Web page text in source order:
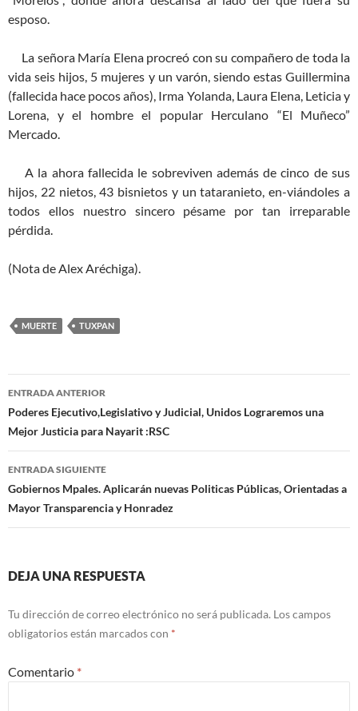
esposo.
La señora María Elena procreó con su compañero de toda la
vida seis hijos, 5 mujeres y un varón, siendo estas Guillermina
(fallecida hace pocos años), Irma Yolanda, Laura Elena, Leticia y
Lorena, y el hombre el popular Herculano “El Muñeco”
Mercado.
A la ahora fallecida le sobreviven además de cinco de sus
hijos, 22 nietos, 43 bisnietos y un tataranieto, en-viándoles a
todos ellos nuestro sincero pésame por tan irreparable
pérdida.
(Nota de Alex Aréchiga).
MUERTE TUXPAN
Navegación
de
entradas
ENTRADA ANTERIOR
Poderes Ejecutivo,Legislativo y Judicial, Unidos Lograremos una
Mejor Justicia para Nayarit :RSC
ENTRADA SIGUIENTE
Gobiernos Mpales. Aplicarán nuevas Politicas Públicas, Orientadas a
Mayor Transparencia y Honradez
DEJA UNA RESPUESTA
Tu dirección de correo electrónico no será publicada. Los campos
obligatorios están marcados con *
Comentario *